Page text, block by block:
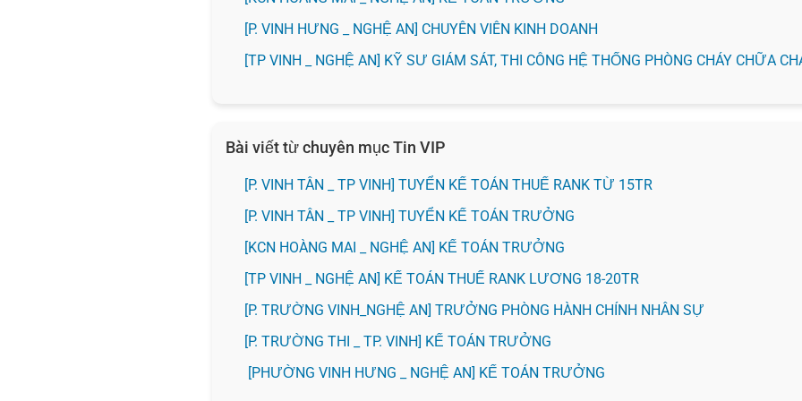
️[P. VINH HƯNG _ NGHỆ AN] CHUYÊN VIÊN KINH DOANH
[TP VINH _ NGHỆ AN] KỸ SƯ GIÁM SÁT, THI CÔNG HỆ THỐNG PHÒNG CHÁY CHỮA
Bài viết từ chuyên mục Tin VIP
[P. VINH TÂN _ TP VINH] TUYỂN KẾ TOÁN THUẾ RANK TỪ 15TR
[P. VINH TÂN _ TP VINH] TUYỂN KẾ TOÁN TRƯỞNG
️[KCN HOÀNG MAI _ NGHỆ AN] KẾ TOÁN TRƯỞNG
[TP VINH _ NGHỆ AN] KẾ TOÁN THUẾ RANK LƯƠNG 18-20TR
[P. TRƯỜNG VINH_NGHỆ AN] TRƯỞNG PHÒNG HÀNH CHÍNH NHÂN SỰ
️[P. TRƯỜNG THI _ TP. VINH] KẾ TOÁN TRƯỞNG
[PHƯỜNG VINH HƯNG _ NGHỆ AN] KẾ TOÁN TRƯỞNG